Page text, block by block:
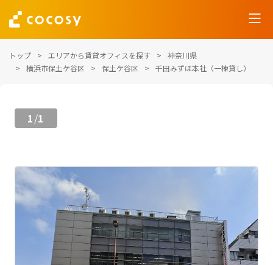
トップ エリアから賃貸オフィスを探す
神奈川県
横浜市保土ケ谷区
保土ケ谷区 千田みずほ本社（一棟貸し）
1/1